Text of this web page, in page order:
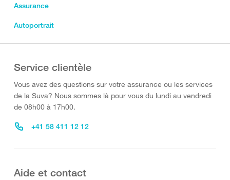
Assurance
Autoportrait
Service clientèle
Vous avez des questions sur votre assurance ou les services
de la Suva? Nous sommes là pour vous du lundi au vendredi
de 08h00 à 17h00.
+41 58 411 12 12
Aide et contact